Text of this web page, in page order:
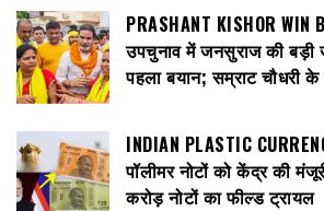
PRASHANT KISHOR WIN
उपचुनाव में जनसुराज की बड़ी
पहला बयान; सम्राट चौधरी
INDIAN PLASTIC
पॉलीमर नोटों को केंद्र की
करोड़ नोटों का फील्ड ट्रायल